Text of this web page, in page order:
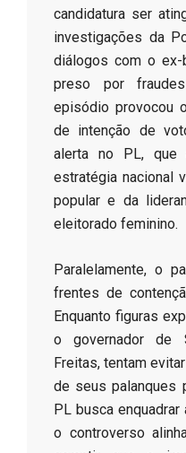
candidatura ser
investigações da
diálogos com o ex-
preso por
episódio provocou
de intenção de
alerta no PL, que
estratégia nacional
popular e da
eleitorado feminino.
​Paralelamente, o
frentes de
Enquanto figuras
o governador de
Freitas, tentam
de seus palanques
PL busca
o controverso